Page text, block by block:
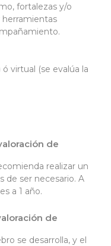
fortalezas y/o
virtual (se evalúa la
de
realizar un
de ser necesario. A
a 1 año.
de
se desarrolla, y el